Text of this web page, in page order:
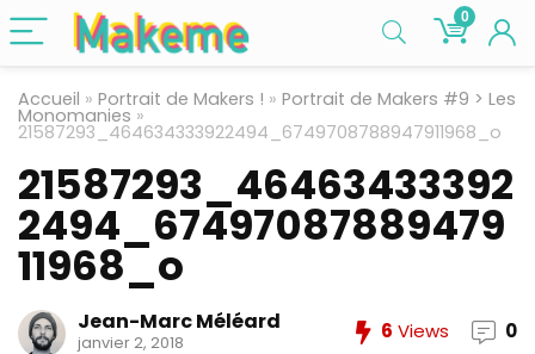
0
Accueil » Portrait de Makers ! » Portrait de Makers #9 > Les
Monomanies »
21587293_464634333922494_6749708788947911968_o
21587293_46463433392
2494_67497087889479
11968_o
Jean-Marc Méléard
janvier 2, 2018 6 Views 0